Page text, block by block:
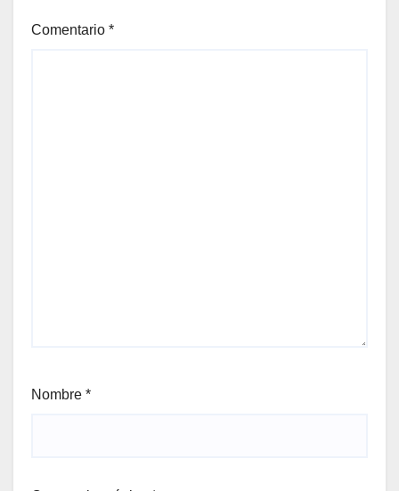
Comentario *
Nombre *